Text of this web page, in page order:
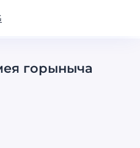
горыныча